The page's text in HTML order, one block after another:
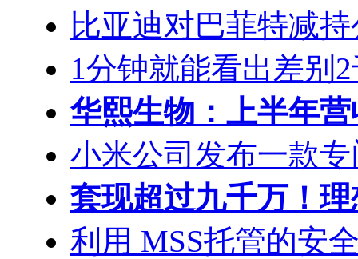
比亚迪对巴菲特减
1分钟就能看出差别2
华熙生物：上半年营
小米公司发布一款专
套现超过九千万！
利用 MSS托管的安